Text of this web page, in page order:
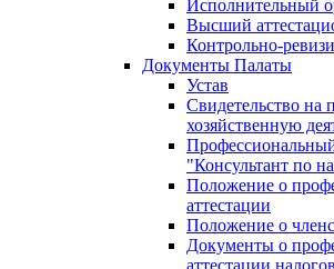
Исполнительный
Высший
Контрольно-
Документы Палаты
Устав
Свидетельство на
хозяйственную
"Консультант по
Положение о
аттестации
Положение о
Документы о
аттестации